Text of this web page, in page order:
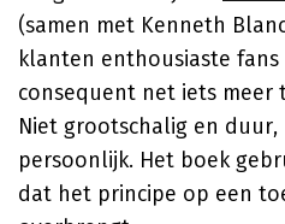
(samen met Kenneth
klanten enthousiaste
consequent net iets meer
Niet grootschalig en duur,
persoonlijk. Het boek
dat het principe op een